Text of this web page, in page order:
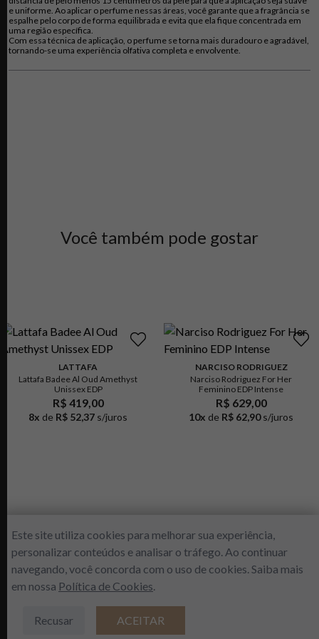
ADICIONAR À SACOLA
e uniforme. Ao aplicar o perfume nessas áreas, você garante que a fragrância se
espalhe pelo corpo de forma equilibrada e evita que ela fique concentrada em
uma região específica.
Com essa técnica de aplicação, o perfume se torna mais duradouro e agradável,
tornando-se uma experiência olfativa completa e envolvente.
Você também pode gostar
LATTAFA
Lattafa Badee Al Oud Amethyst
Unissex EDP
R$ 419,00
8x de R$ 52,37 s/juros
NARCISO RODRIGUEZ
Narciso Rodriguez For Her
Feminino EDP Intense
R$ 629,00
10x de R$ 62,90 s/juros
Este site utiliza cookies para melhorar sua experiência,
personalizar conteúdos e analisar o tráfego. Ao continuar
navegando, você concorda com o uso de cookies. Saiba mais
em nossa Política de Cookies.
Recusar ACEITAR
Inscreva-se agora e ganhe 5% de
DESCONTO em sua primeira compra.
ENVIAR